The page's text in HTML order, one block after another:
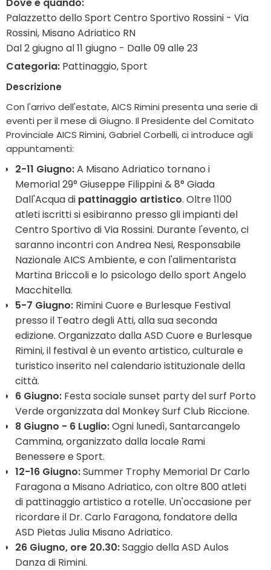
Palazzetto dello Sport Centro Sportivo Rossini - Via
Rossini, Misano Adriatico RN
Dal 2 giugno al 11 giugno - Dalle 09 alle 23
Categoria: Pattinaggio, Sport
Descrizione
Con l'arrivo dell'estate, AICS Rimini presenta una serie di
eventi per il mese di Giugno. Il Presidente del Comitato
Provinciale AICS Rimini, Gabriel Corbelli, ci introduce agli
appuntamenti:
2-11 Giugno:A Misano Adriatico tornano i
Memorial 29° Giuseppe Filippini & 8° Giada
Dall'Acqua di pattinaggio artistico. Oltre 1100
atleti iscritti si esibiranno presso gli impianti del
Centro Sportivo di Via Rossini. Durante l'evento, ci
saranno incontri con Andrea Nesi, Responsabile
Nazionale AICS Ambiente, e con l'alimentarista
Martina Briccoli e lo psicologo dello sport Angelo
Macchitella.
5-7 Giugno: Rimini Cuore e Burlesque Festival
presso il Teatro degli Atti, alla sua seconda
edizione. Organizzato dalla ASD Cuore e Burlesque
Rimini, il festival è un evento artistico, culturale e
turistico inserito nel calendario istituzionale della
città.
6 Giugno: Festa sociale sunset party del surf Porto
Verde organizzata dal Monkey Surf Club Riccione.
8 Giugno - 6 Luglio:Ogni lunedì, Santarcangelo
Cammina, organizzato dalla locale Rami
Benessere e Sport.
12-16 Giugno:Summer Trophy Memorial Dr Carlo
Faragona a Misano Adriatico, con oltre 800 atleti
di pattinaggio artistico a rotelle. Un'occasione per
ricordare il Dr. Carlo Faragona, fondatore della
ASD Pietas Julia Misano Adriatico.
26 Giugno, ore 20.30:Saggio della ASD Aulos
Danza di Rimini.